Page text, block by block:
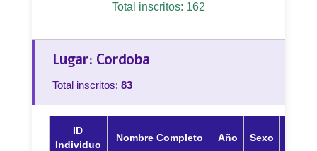
Total inscritos: 162
Lugar: Cordoba
Total inscritos: 83
ID
Individuo
Nombre Completo Año Sexo